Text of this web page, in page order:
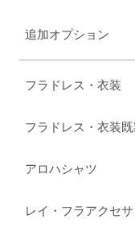
追加オプション
フラドレス・衣装
フラドレス・衣装
アロハシャツ
レイ・フラアクセ